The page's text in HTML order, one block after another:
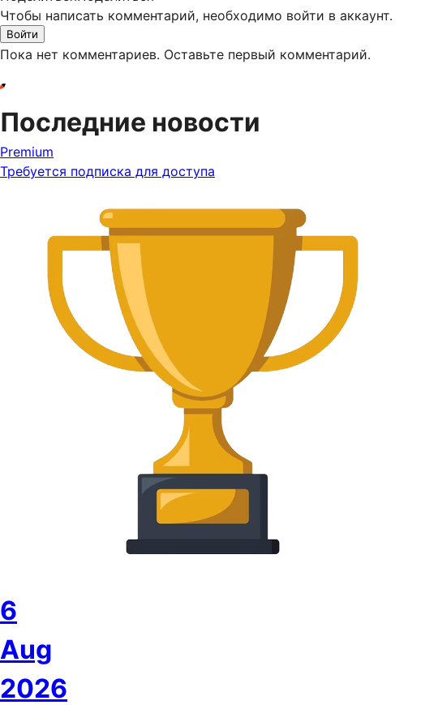
Чтобы написать комментарий, необходимо войти в аккаунт.
Войти
Пока нет комментариев. Оставьте первый комментарий.
Последние новости
Premium
Требуется подписка для доступа
6
Aug
2026